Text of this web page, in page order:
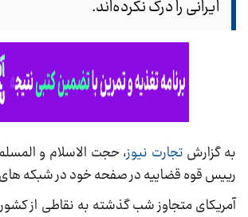
ایرانی را درک نکرده‌اند.
به گزارش تجارت نیوز، حجت الاسلام و
رییس قوه قضاییه در صفحه خود در شبکه
آمریکای متجاوز شب گذشته به نقاطی از کشور